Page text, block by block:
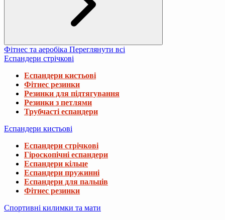
Фітнес та аеробіка Переглянути всі
Еспандери стрічкові
Еспандери кистьові
Фітнес резинки
Резинки для підтягування
Резинки з петлями
Трубчасті еспандери
Еспандери кистьові
Еспандери стрічкові
Гіроскопічні еспандери
Еспандери кільце
Еспандери пружинні
Еспандери для пальців
Фітнес резинки
Спортивні килимки та мати